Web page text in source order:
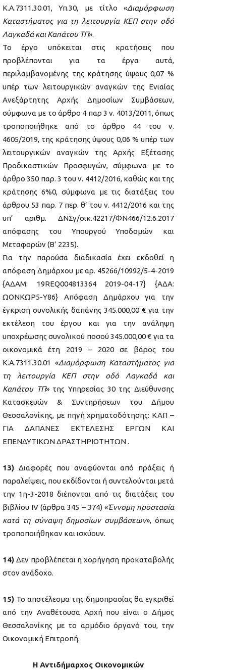
Κ.Α.7311.30.01, Υπ.30, με τίτλο «Διαμόρφωση
Καταστήματος για τη λειτουργία ΚΕΠ στην οδό
Λαγκαδά και Καπάτου ΤΠ».
Το έργο υπόκειται στις κρατήσεις που
προβλέπονται για τα έργα αυτά,
περιλαμβανομένης της κράτησης ύψους 0,07 %
υπέρ των λειτουργικών αναγκών της Ενιαίας
Ανεξάρτητης Αρχής Δημοσίων Συμβάσεων,
σύμφωνα με το άρθρο 4 παρ 3 ν. 4013/2011, όπως
τροποποιήθηκε από το άρθρο 44 του ν.
4605/2019, της κράτησης ύψους 0,06 % υπέρ των
λειτουργικών αναγκών της Αρχής Εξέτασης
Προδικαστικών Προσφυγών, σύμφωνα με το
άρθρο 350 παρ. 3 του ν. 4412/2016, καθώς και της
κράτησης 6%0, σύμφωνα με τις διατάξεις του
άρθρου 53 παρ. 7 περ. θ’ του ν. 4412/2016 και της
υπ’ αριθμ. ΔΝΣγ/οικ.42217/ΦΝ466/12.6.2017
απόφασης του Υπουργού Υποδομών και
Μεταφορών (Β’ 2235).
Για την παρούσα διαδικασία έχει εκδοθεί η
απόφαση Δημάρχου με αρ. 45266/10992/5-4-2019
{ΑΔΑΜ: 19REQ004813364 2019-04-17} {ΑΔΑ:
ΩΟΝΚΩΡ5-Υ86} Απόφαση Δημάρχου για την
έγκριση συνολικής δαπάνης 345.000,00 € για την
εκτέλεση του έργου και για την ανάληψη
υποχρέωσης συνολικού ποσού 345.000,00 € για τα
οικονομικά έτη 2019 – 2020 σε βάρος του
Κ.Α.7311.30.01 «Διαμόρφωση Καταστήματος για
τη λειτουργία ΚΕΠ στην οδό Λαγκαδά και
Καπάτου ΤΠ» της Υπηρεσίας 30 της Διεύθυνσης
Κατασκευών & Συντηρήσεων του Δήμου
Θεσσαλονίκης, με πηγή χρηματοδότησης: ΚΑΠ –
ΓΙΑ ΔΑΠΑΝΕΣ ΕΚΤΕΛΕΣΗΣ ΕΡΓΩΝ ΚΑΙ
ΕΠΕΝΔΥΤΙΚΩΝ ΔΡΑΣΤΗΡΙΟΤΗΤΩΝ .
13) Διαφορές που αναφύονται από πράξεις ή
παραλείψεις, που εκδίδονται ή συντελούνται μετά
την 1η-3-2018 διέπονται από τις διατάξεις του
βιβλίου IV (άρθρα 345 – 374) «Έννομη προστασία
κατά τη σύναψη δημοσίων συμβάσεων», όπως
τροποποιήθηκαν και ισχύουν.
14) Δεν προβλέπεται η χορήγηση προκαταβολής
στον ανάδοχο.
15) Το αποτέλεσμα της δημοπρασίας θα εγκριθεί
από την Αναθέτουσα Αρχή που είναι ο Δήμος
Θεσσαλονίκης με το αρμόδιο όργανό του, την
Οικονομική Επιτροπή.
Η Αντιδήμαρχος Οικονομικών